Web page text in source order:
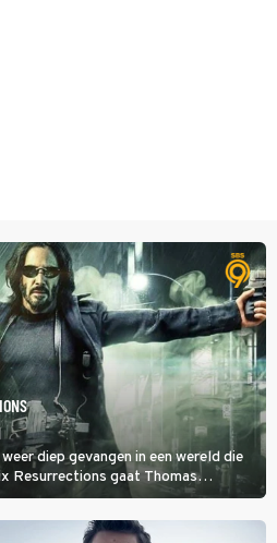
diep gevangen in een wereld die
Resurrections gaat Thomas
te ontsnappen.